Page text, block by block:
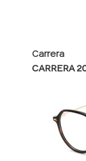
Carrera
CARRERA